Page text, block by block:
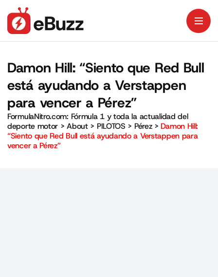
Damon Hill: “Siento que Red Bull
está ayudando a Verstappen
para vencer a Pérez”
FormulaNitro.com: Fórmula 1 y toda la actualidad del
deporte motor >About> PILOTOS > Pérez> Damon Hill:
“Siento que Red Bull está ayudando a Verstappen para
vencer a Pérez”